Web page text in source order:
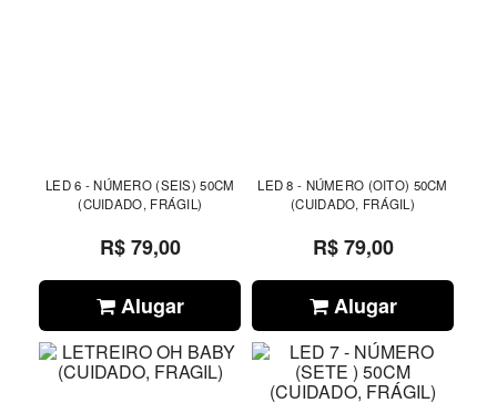
LED 6 - NÚMERO (SEIS) 50CM
(CUIDADO, FRÁGIL)
R$ 79,00
Alugar
LED 8 - NÚMERO (OITO) 50CM
(CUIDADO, FRÁGIL)
R$ 79,00
Alugar